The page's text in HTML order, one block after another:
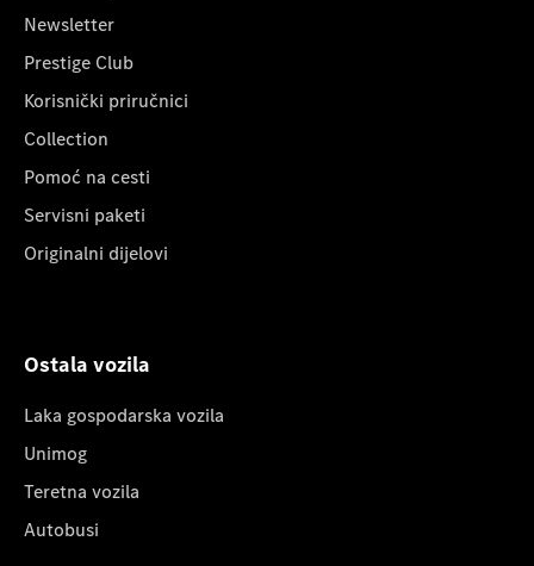
Newsletter
Prestige Club
Korisnički priručnici
Collection
Pomoć na cesti
Servisni paketi
Originalni dijelovi
Ostala vozila
Laka gospodarska vozila
Unimog
Teretna vozila
Autobusi